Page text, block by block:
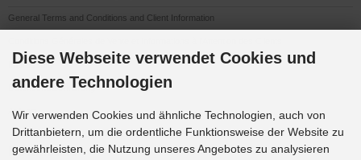
General Terms and Conditions and Client Information
Impressum
Datenschutzerklärung
Anfahrt
Downloads
Diese Webseite verwendet Cookies und
andere Technologien
Wir verwenden Cookies und ähnliche Technologien, auch von
Drittanbietern, um die ordentliche Funktionsweise der Website zu
gewährleisten, die Nutzung unseres Angebotes zu analysieren